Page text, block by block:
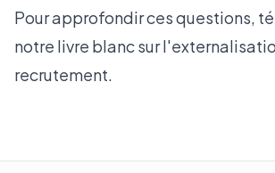
Pour approfondir ces questions,
notre livre blanc sur
recrutement.